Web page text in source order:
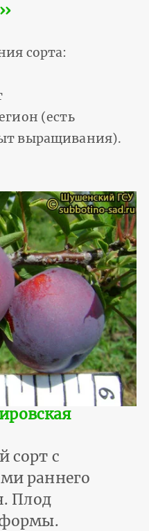
сорта:
(есть
выращивания).
сорт с
раннего
Плод
формы.